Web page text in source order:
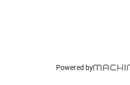
Powered by